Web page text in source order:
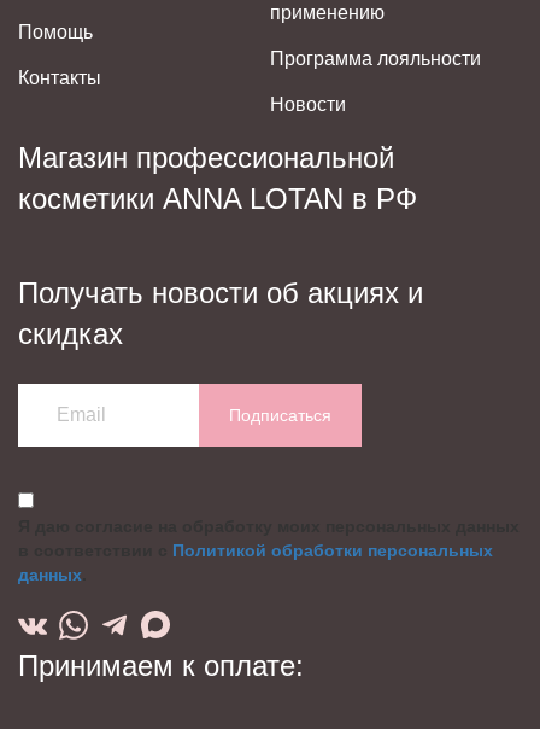
Помощь
Контакты
применению
Программа лояльности
Новости
Магазин профессиональной
косметики ANNA LOTAN в РФ
Получать новости об акциях и
скидках
Подписаться
Политикой обработки персональных
данных
Принимаем к оплате: